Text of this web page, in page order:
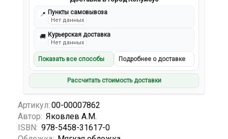
📍 Пункты самовывоза
Нет данных
🚚 Курьерская доставка
Нет данных
Показать все способы Подробнее о доставке
Рассчитать стоимость доставки
Артикул: 00-00007862
Автор: Яковлев А.М.
ISBN: 978-5458-31617-0